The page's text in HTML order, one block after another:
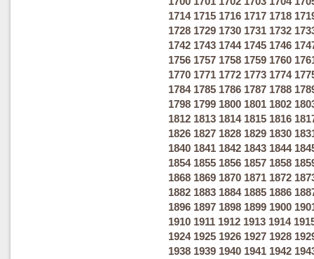
1714 1715 1716 1717 1718
1728 1729 1730 1731 1732
1742 1743 1744 1745 1746
1756 1757 1758 1759 1760
1770 1771 1772 1773 1774
1784 1785 1786 1787 1788
1798 1799 1800 1801 1802
1812 1813 1814 1815 1816
1826 1827 1828 1829 1830
1840 1841 1842 1843 1844
1854 1855 1856 1857 1858
1868 1869 1870 1871 1872
1882 1883 1884 1885 1886
1896 1897 1898 1899 1900
1910 1911 1912 1913 1914
1924 1925 1926 1927 1928
1938 1939 1940 1941 1942